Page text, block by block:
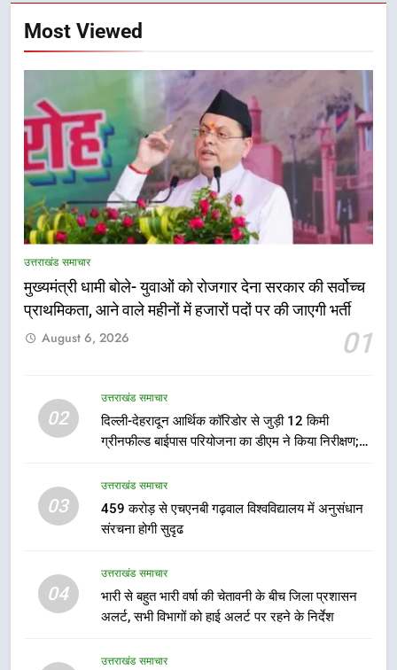
Most Viewed
उत्तराखंड समाचार
मुख्यमंत्री धामी बोले- युवाओं को रोजगार देना सरकार की सर्वोच्च
प्राथमिकता, आने वाले महीनों में हजारों पदों पर की जाएगी भर्ती
01
August 6, 2026
02
उत्तराखंड समाचार
दिल्ली-देहरादून आर्थिक कॉरिडोर से जुड़ी 12 किमी
ग्रीनफील्ड बाईपास परियोजना का डीएम ने किया निरीक्षण;
सुरक्षा मानकों से कोई समझौता नहींः डीएम
03
उत्तराखंड समाचार
459 करोड़ से एचएनबी गढ़वाल विश्वविद्यालय में अनुसंधान
संरचना होगी सुदृढ
04
उत्तराखंड समाचार
भारी से बहुत भारी वर्षा की चेतावनी के बीच जिला प्रशासन
अलर्ट, सभी विभागों को हाई अलर्ट पर रहने के निर्देश
उत्तराखंड समाचार
5
एमडीडीए बोर्ड बैठक में 25 विकास प्रस्तावों
नियोजित विकास को मिलेगी रफ्तार
उत्तराखंड समाचार
मुख्यमंत्री पुष्कर सिंह धामी के दिशा-निर्देशों
की हुई समीक्षा
उत्तराखंड समाचार
अभियुक्त को दून पुलिस ने हरिद्वार से किया
गिरफ्तार
उत्तराखंड समाचार
भारी बारिश का अलर्ट! 6 अगस्त को
देहरादून में स्कूल बंद